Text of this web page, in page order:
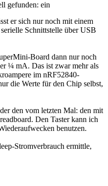
gefunden: ein
er sich nur noch mit einem
Schnittstelle über USB
Board dann nur noch
¼ mA. Das ist zwar mehr als
im nRF52840-
die Werte für den Chip selbst,
den vom letzten Mal: den mit
Den Taster kann ich
benutzen.
Stromverbrauch ermittle,